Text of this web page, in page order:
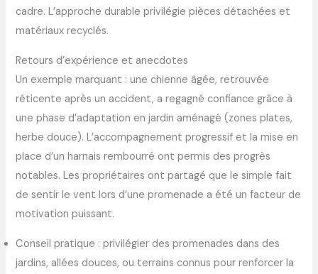
cadre. L’approche durable privilégie pièces détachées et
matériaux recyclés.
Retours d’expérience et anecdotes
Un exemple marquant : une chienne âgée, retrouvée
réticente après un accident, a regagné confiance grâce à
une phase d’adaptation en jardin aménagé (zones plates,
herbe douce). L’accompagnement progressif et la mise en
place d’un harnais rembourré ont permis des progrès
notables. Les propriétaires ont partagé que le simple fait
de sentir le vent lors d’une promenade a été un facteur de
motivation puissant.
Conseil pratique : privilégier des promenades dans des
jardins, allées douces, ou terrains connus pour renforcer la